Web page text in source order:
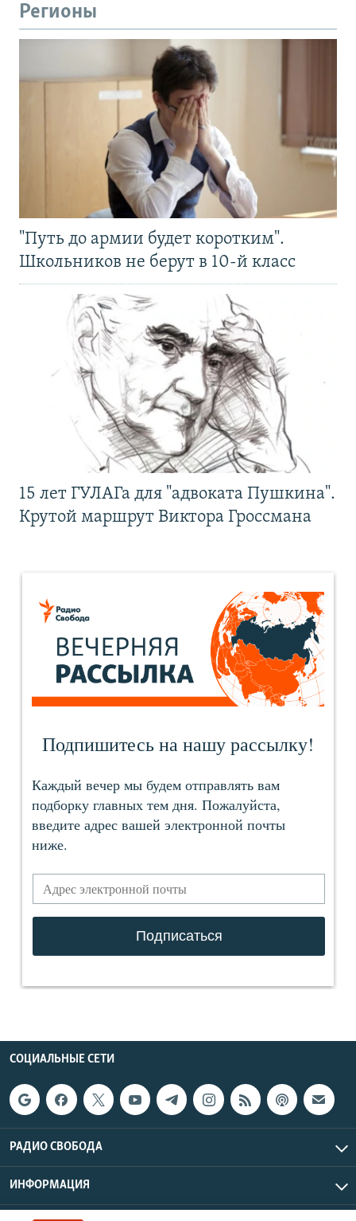
Регионы
"Путь до армии будет коротким".
Школьников не берут в 10-й класс
15 лет ГУЛАГа для "адвоката Пушкина".
Крутой маршрут Виктора Гроссмана
СОЦИАЛЬНЫЕ СЕТИ
РАДИО СВОБОДА
ИНФОРМАЦИЯ